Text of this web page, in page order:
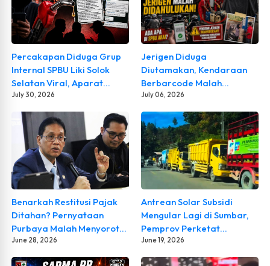
Percakapan Diduga Grup
Internal SPBU Liki Solok
Selatan Viral, Aparat
Diminta Usut
Kebenarannya
July 30, 2026
Jerigen Diduga
Diutamakan, Kendaraan
Berbarcode Malah
Mengantre! Warga Soroti
Dugaan Pembiaran
Penyaluran BBM Bersubsidi
di SPBU Abai
July 06, 2026
Benarkah Restitusi Pajak
Ditahan? Pernyataan
Purbaya Malah Menyorot
Dugaan Oknum DJP
June 28, 2026
Antrean Solar Subsidi
Mengular Lagi di Sumbar,
Pemprov Perketat
Pengawasan SPBU
June 19, 2026